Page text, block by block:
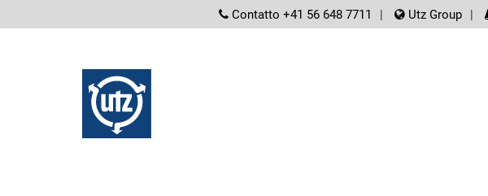
Contatto +41 56 648 7711 Utz Group